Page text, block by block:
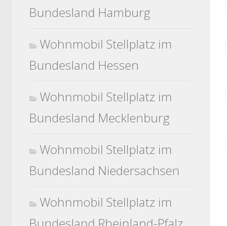
Bundesland Hamburg
Wohnmobil Stellplatz im
Bundesland Hessen
Wohnmobil Stellplatz im
Bundesland Mecklenburg
Wohnmobil Stellplatz im
Bundesland Niedersachsen
Wohnmobil Stellplatz im